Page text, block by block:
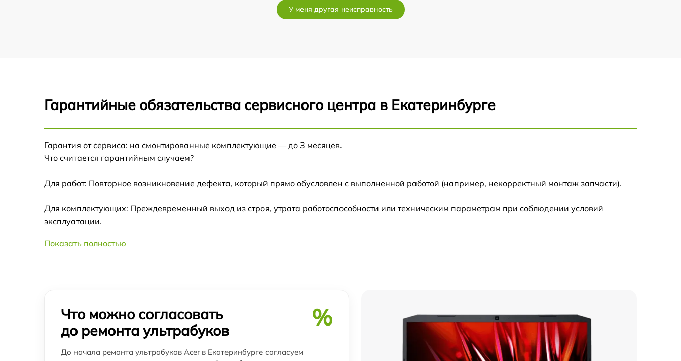
Замена видеоадаптера (видеокарты)
ультрабука Acer
от 60 мин
Замена клавиатуры ультрабука Acer
Ремонт Wi-Fi ультрабука Acer
Замена камеры ноутбука ультрабука Acer
Ремонт звуковой платы ультрабука Acer от 60 мин
Восстановление разъемов питания
ультрабука Acer
650 р
У меня другая неисправность
Гарантийные обязательства сервисного центра в Екатеринбурге
Гарантия от сервиса: на смонтированные комплектующие — до 3 месяцев.
Что считается гарантийным случаем?
Для работ: Повторное возникновение дефекта, который прямо обусловлен с выполненной работой (например, некорректный монтаж запчасти).
Для комплектующих: Преждевременный выход из строя, утрата работоспособности или техническим параметрам при соблюдении условий
эксплуатации.
Показать полностью
Что можно согласовать
до ремонта ультрабуков
%
До начала ремонта ультрабуков Acer в Екатеринбурге согласуем